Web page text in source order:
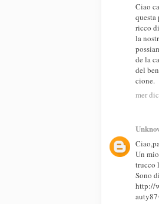
Ciao
questa
ricco
la
de la
del
cione.
mer
Un
trucco
Sono
http://